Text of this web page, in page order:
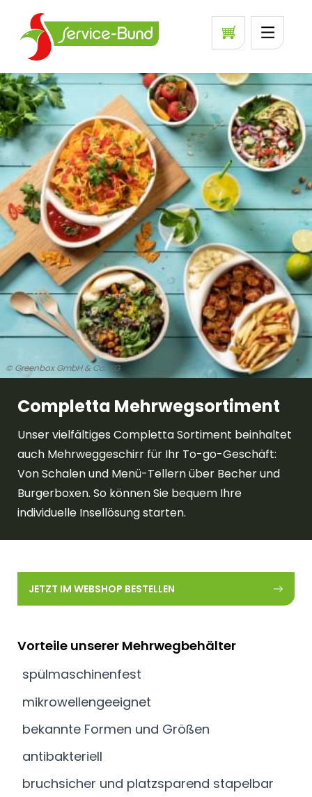
© Greenbox GmbH & Co. KG
Completta Mehrwegsortiment
Unser vielfältiges Completta Sortiment beinhaltet
auch Mehrweggeschirr für Ihr To-go-Geschäft:
Von Schalen und Menü-Tellern über Becher und
Burgerboxen. So können Sie bequem Ihre
individuelle Insellösung starten.
JETZT IM WEBSHOP BESTELLEN
Vorteile unserer Mehrwegbehälter
spülmaschinenfest
mikrowellengeeignet
bekannte Formen und Größen
antibakteriell
bruchsicher und platzsparend stapelbar